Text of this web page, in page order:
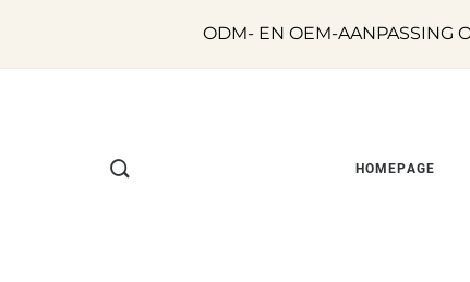
ODM- EN OEM-AANPASSING
HOMEPAGE